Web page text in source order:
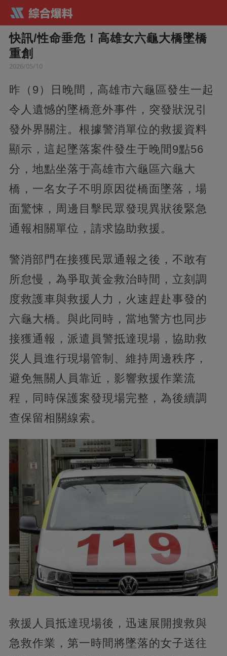
快訊/性命垂危！高雄女六龜大橋墜橋
重創
2026/05/10
昨（9）日晚間，高雄市六龜區發生一起
令人遺憾的墜橋意外事件，突發狀況引
發外界關注。根據警消單位的救援資料
顯示，這起墜落案件發生于晚間9點56
分，地點坐落于高雄市六龜區六龜大
橋，一名女子不明原因從橋面墜落，場
面驚悚，周邊目擊民眾發現異狀後緊急
通報相關單位，請求協助救援。
警消部門在接獲民眾通報之後，不敢有
所怠慢，為爭取黃金救治時間，立刻調
度救護車與救援人力，火速趕赴事發的
六龜大橋。與此同時，當地警方也同步
接獲通報，派遣員警抵達現場，協助救
災人員進行現場管制、維持周邊秩序，
避免無關人員靠近，影響救援作業流
程，同時保護案發現場完整，為後續調
查保留相關線索。
救援人員抵達現場後，迅速展開搜救與
急救作業，第一時間將墜落的女子送往